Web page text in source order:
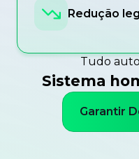
Redução
Tudo
Sistema
Garantir